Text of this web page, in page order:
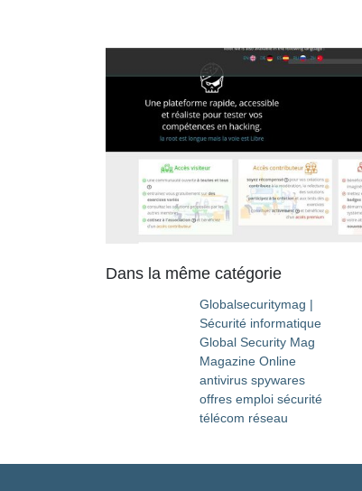
Dans la même catégorie
Global­secu­ritymag |
Sécurité infor­mati­que
Global Security Mag
Magazine Online
antivirus spywares
offres emploi sécurité
télécom réseau